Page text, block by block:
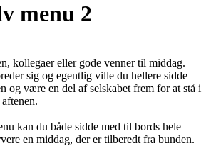
menu 2
kollegaer eller gode venner til middag.
sig og egentlig ville du hellere sidde
og være en del af selskabet frem for at stå i
kan du både sidde med til bords hele
en middag, der er tilberedt fra bunden.